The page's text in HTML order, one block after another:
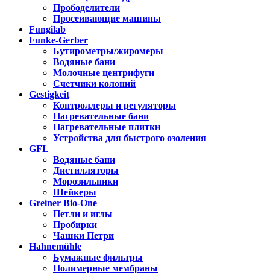
Прободелители
Просеивающие машины
Fungilab
Funke-Gerber
Бутирометры/жиромеры
Водяные бани
Молочные центрифуги
Счетчики колоний
Gestigkeit
Контроллеры и регуляторы
Нагревательные бани
Нагревательные плитки
Устройства для быстрого озоления
GFL
Водяные бани
Дистилляторы
Морозильники
Шейкеры
Greiner Bio-One
Петли и иглы
Пробирки
Чашки Петри
Hahnemühle
Бумажные фильтры
Полимерные мембраны